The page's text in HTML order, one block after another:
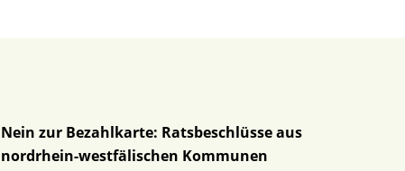
Nein zur Bezahlkarte: Ratsbeschlüsse aus
nordrhein-westfälischen Kommunen